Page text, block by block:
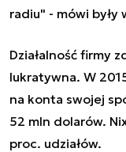
radiu" - mówi były
Działalność firmy
lukratywna. W
na konta swojej
52 mln dolarów.
proc. udziałów.